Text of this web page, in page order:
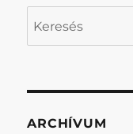
ARCHÍVUM